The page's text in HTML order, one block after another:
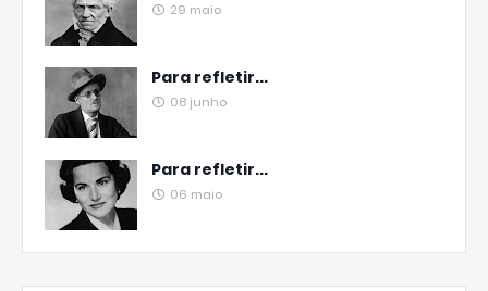
29 maio
Para refletir...
08 junho
Para refletir...
06 maio